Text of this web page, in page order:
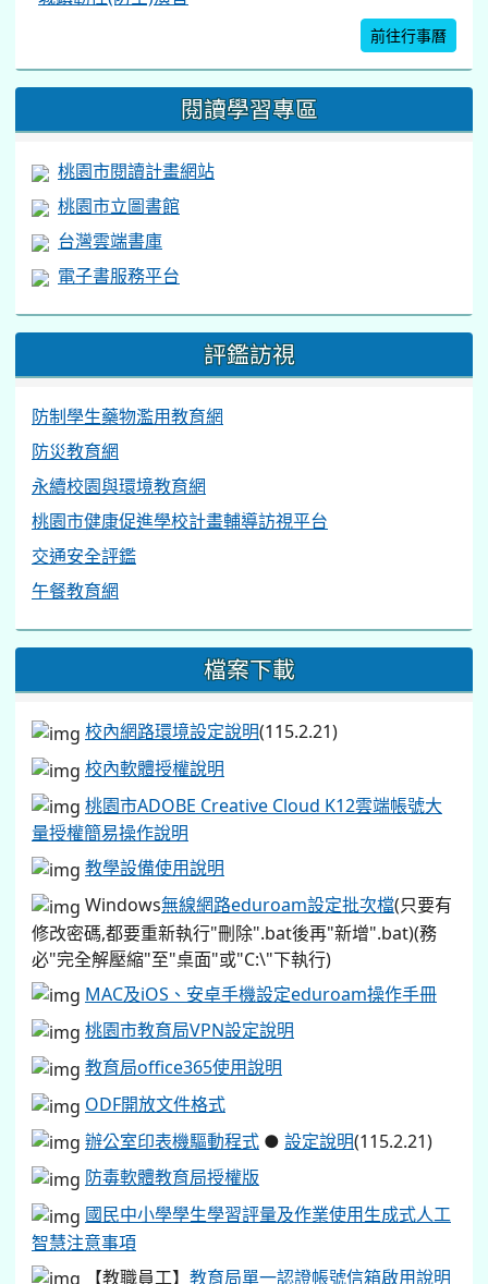
前往行事曆
閱讀學習專區
桃園市閱讀計畫網站
桃園市立圖書館
台灣雲端書庫
電子書服務平台
評鑑訪視
防制學生藥物濫用教育網
防災教育網
永續校園與環境教育網
桃園市健康促進學校計畫輔導訪視平台
交通安全評鑑
午餐教育網
檔案下載
校內網路環境設定說明(115.2.21)
校內軟體授權說明
桃園市ADOBE Creative Cloud K12雲端帳號大
量授權簡易操作說明
教學設備使用說明
Windows無線網路eduroam設定批次檔(只要有
修改密碼,都要重新執行"刪除".bat後再"新增".bat)(務
必"完全解壓縮"至"桌面"或"C:\"下執行)
MAC及iOS、安卓手機設定eduroam操作手冊
桃園市教育局VPN設定說明
教育局office365使用說明
ODF開放文件格式
辦公室印表機驅動程式 ● 設定說明(115.2.21)
防毒軟體教育局授權版
國民中小學學生學習評量及作業使用生成式人工
智慧注意事項
【教職員工】 教育局單一認證帳號信箱啟用說明